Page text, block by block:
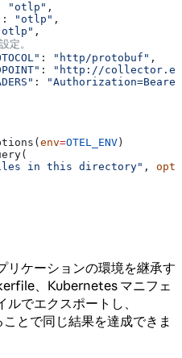
"otlp" ,
: "otlp" ,
,
定。
: "http/protobuf" ,
:
"http://
:
env=OTEL_ENV )
in this directory" ,
リケーションの環境を継承す
、Kubernetes マニフェ
でエクスポートし、
とで同じ結果を達成できま